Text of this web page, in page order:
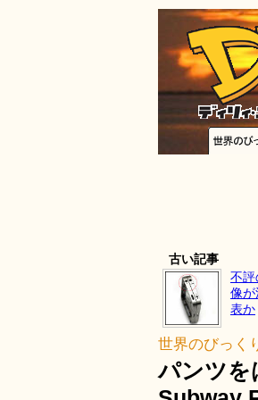
古い記事
不評
像が
表か
世界のびっく
パンツを